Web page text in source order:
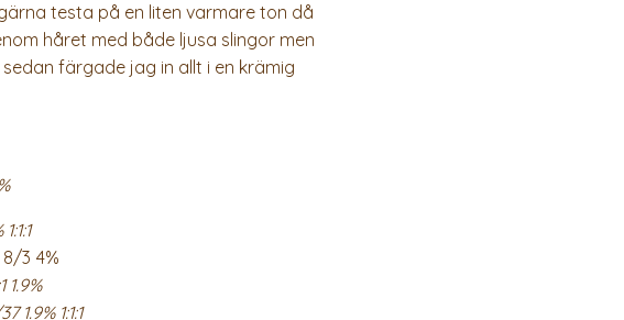
testa på en liten varmare ton då
håret med både ljusa slingor men
färgade jag in allt i en krämig
3 4%
1:1:1